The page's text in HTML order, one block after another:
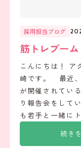
続き
採用担当ブログ
筋トレブーム
こんにちは！ ア
崎です。 最近
が開催されてい
り報告会をして
も若手と一緒に